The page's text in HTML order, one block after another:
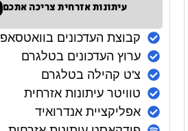
עיתונות אזרחית צריכה אתכם
קבוצת העדכונים בוואטסאפ
ערוץ העדכונים בטלגרם
צ'ט קהילה בטלגרם
טוויטר עיתונות אזרחית
אפליקציית אנדרואיד